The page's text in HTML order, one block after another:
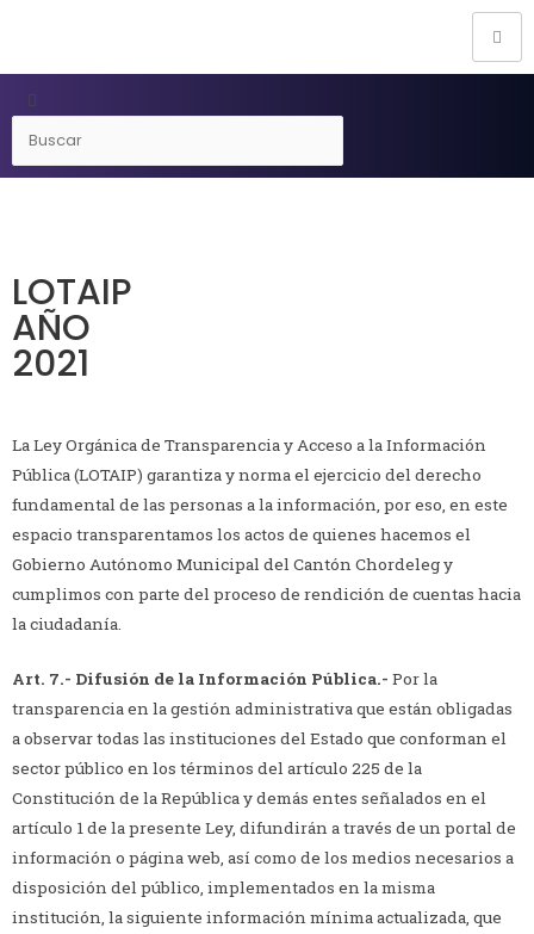
LOTAIP
AÑO
2021
La Ley Orgánica de Transparencia y Acceso a la Información
Pública (LOTAIP) garantiza y norma el ejercicio del derecho
fundamental de las personas a la información, por eso, en este
espacio transparentamos los actos de quienes hacemos el
Gobierno Autónomo Municipal del Cantón Chordeleg y
cumplimos con parte del proceso de rendición de cuentas hacia
la ciudadanía.
Art. 7.- Difusión de la Información Pública.- Por la
transparencia en la gestión administrativa que están obligadas
a observar todas las instituciones del Estado que conforman el
sector público en los términos del artículo 225 de la
Constitución de la República y demás entes señalados en el
artículo 1 de la presente Ley, difundirán a través de un portal de
información o página web, así como de los medios necesarios a
disposición del público, implementados en la misma
institución, la siguiente información mínima actualizada, que